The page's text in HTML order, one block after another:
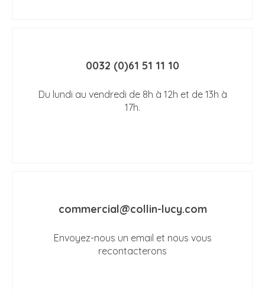
0032 (0)61 51 11 10
Du lundi au vendredi de 8h à 12h et de 13h à
17h.
commercial@collin-lucy.com
Envoyez-nous un email et nous vous
recontacterons